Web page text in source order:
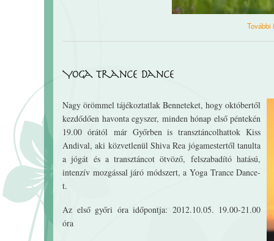
További
Yoga Trance Dance
Nagy örömmel tájékoztatlak Benneteket, hogy októbertől
kezdődően havonta egyszer, minden hónap első péntekén
19.00 órától már Győrben is transztáncolhattok Kiss
Andival, aki közvetlenül Shiva Rea jógamestertől tanulta
a jógát és a transztáncot ötvöző, felszabadító hatású,
intenzív mozgással járó módszert, a Yoga Trance Dance-
t.
Az első győri óra időpontja: 2012.10.05. 19.00-21.00
óra